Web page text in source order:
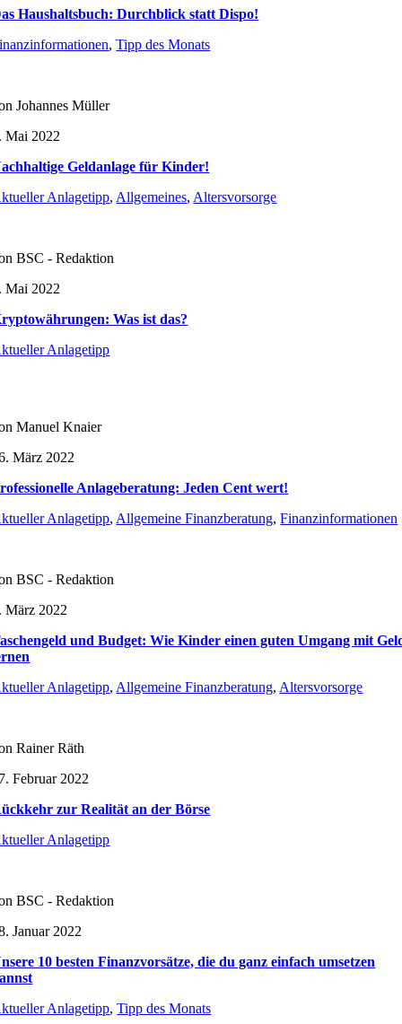
Haushaltsbuch: Durchblick statt Dispo!
,Tipp des Monats
Johannes Müller
Mai 2022
Geldanlage für Kinder!
Anlagetipp, Allgemeines, Altersvorsorge
BSC - Redaktion
Mai 2022
Was ist das?
Anlagetipp
Manuel Knaier
März 2022
Anlageberatung: Jeden Cent wert!
Anlagetipp, Allgemeine Finanzberatung,Finanzinformationen
BSC - Redaktion
März 2022
und Budget: Wie Kinder einen guten Umgang mit
Anlagetipp, Allgemeine Finanzberatung, Altersvorsorge
Rainer Räth
Februar 2022
zur Realität an der Börse
Anlagetipp
BSC - Redaktion
Januar 2022
10 besten Finanzvorsätze, die du ganz einfach umsetzen
Anlagetipp,Tipp des Monats